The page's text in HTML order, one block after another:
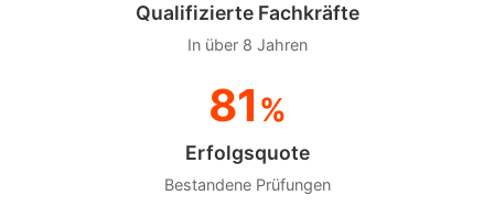
Qualifizierte Fachkräfte
In über 8 Jahren
81 %
Erfolgsquote
Bestandene Prüfungen